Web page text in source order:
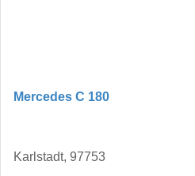
Mercedes C 180
Karlstadt, 97753